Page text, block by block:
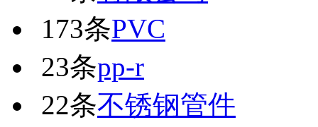
173条PVC
23条pp-r
22条不锈钢管件